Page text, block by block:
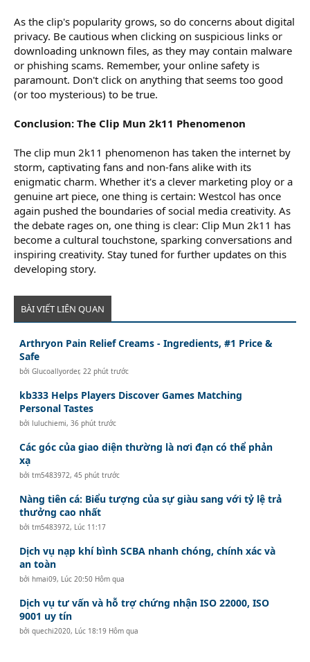
As the clip's popularity grows, so do concerns about digital
privacy. Be cautious when clicking on suspicious links or
downloading unknown files, as they may contain malware
or phishing scams. Remember, your online safety is
paramount. Don't click on anything that seems too good
(or too mysterious) to be true.
Conclusion: The Clip Mun 2k11 Phenomenon
The clip mun 2k11 phenomenon has taken the internet by
storm, captivating fans and non-fans alike with its
enigmatic charm. Whether it's a clever marketing ploy or a
genuine art piece, one thing is certain: Westcol has once
again pushed the boundaries of social media creativity. As
the debate rages on, one thing is clear: Clip Mun 2k11 has
become a cultural touchstone, sparking conversations and
inspiring creativity. Stay tuned for further updates on this
developing story.
BÀI VIẾT LIÊN QUAN
Arthryon Pain Relief Creams - Ingredients, #1 Price &
Safe
bởiGlucoallyorder,22 phút trước
kb333 Helps Players Discover Games Matching
Personal Tastes
bởiluluchiemi,36 phút trước
Các góc của giao diện thường là nơi đạn có thể phản
xạ
bởitm5483972,45 phút trước
Nàng tiên cá: Biểu tượng của sự giàu sang với tỷ lệ trả
thưởng cao nhất
bởitm5483972, Lúc 11:17
Dịch vụ nạp khí bình SCBA nhanh chóng, chính xác và
an toàn
bởihmai09, Lúc 20:50 Hôm qua
Dịch vụ tư vấn và hỗ trợ chứng nhận ISO 22000, ISO
9001 uy tín
bởiquechi2020, Lúc 18:19 Hôm qua